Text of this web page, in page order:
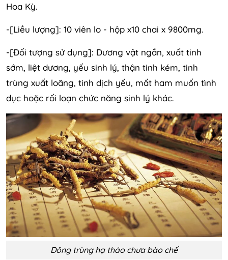
Hoa Kỳ.
-[Liều lượng]: 10 viên lo - hộp x10 chai x 9800mg.
-[Đối tượng sử dụng]: Dương vật ngắn, xuất tinh
sớm, liệt dương, yếu sinh lý, thận tinh kém, tinh
trùng xuất loãng, tinh dịch yếu, mất ham muốn tình
dục hoặc rối loạn chức năng sinh lý khác.
Đông trùng hạ thảo chưa bào chế